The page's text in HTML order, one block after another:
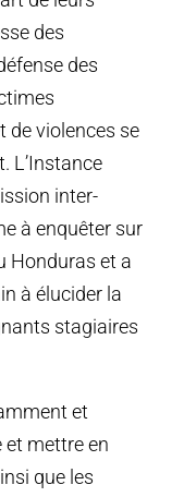
des
des
de violences se
L’Instance
inter-
à enquêter sur
Honduras et a
à élucider la
stagiaires
et
et mettre en
que les